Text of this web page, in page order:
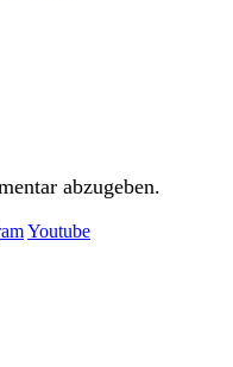
abzugeben.
Youtube